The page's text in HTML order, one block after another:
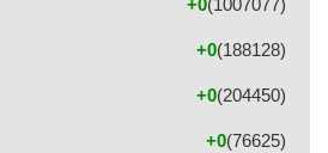
(1007077)
+0
(188128)
+0
(204450)
+0
(76625)
+0